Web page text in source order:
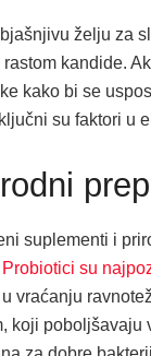
želju za
kandide.
kako bi se
su faktori u
suplementi i
Probiotici su
vraćanju
koji